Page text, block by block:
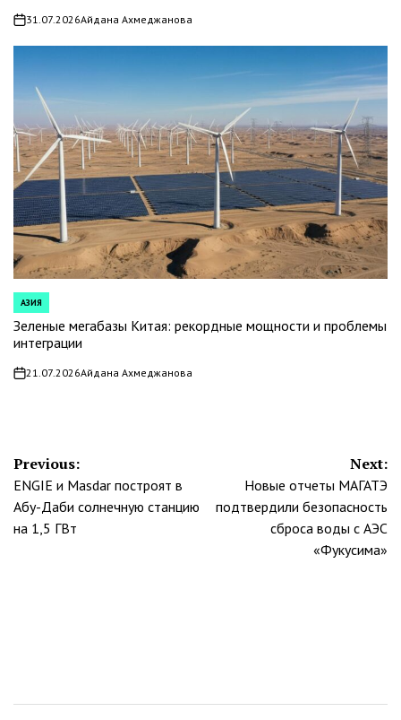
on31.07.2026Айдана Ахмеджанова
POSTED
IN
АЗИЯ
Зеленые мегабазы Китая: рекордные мощности и проблемы
интеграции
on21.07.2026Айдана Ахмеджанова
Навигация
по
записям
Previous:
ENGIE и Masdar построят в
Абу-Даби солнечную станцию
на 1,5 ГВт
Next:
Новые отчеты МАГАТЭ
подтвердили безопасность
сброса воды с АЭС
«Фукусима»